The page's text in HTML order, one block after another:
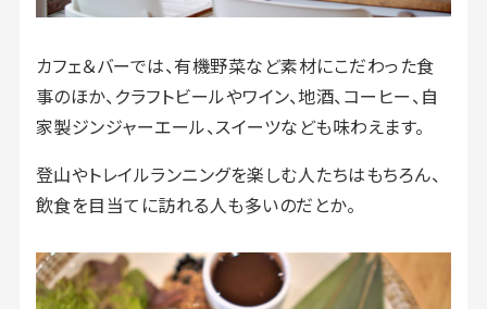
カフェ＆バーでは、有機野菜など素材にこだわった食
事のほか、クラフトビールやワイン、地酒、コーヒー、自
家製ジンジャーエール、スイーツなども味わえます。
登山やトレイルランニングを楽しむ人たちはもちろん、
飲食を目当てに訪れる人も多いのだとか。